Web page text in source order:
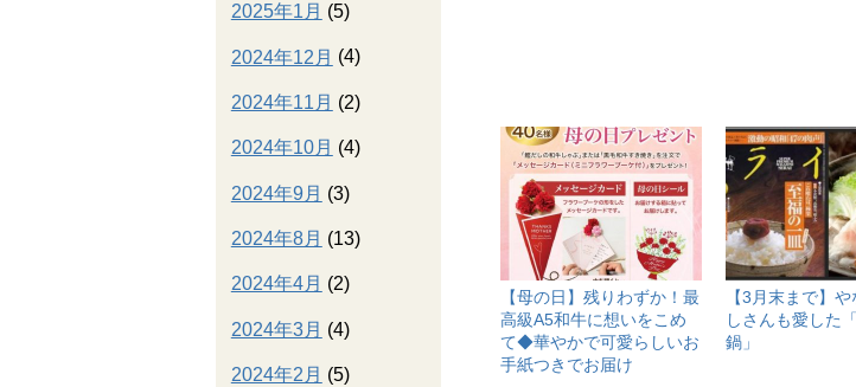
【母の日】残りわずか！最
高級A5和牛に想いをこめ
て◆華やかで可愛らしいお
手紙つきでお届け
【3月末まで】
しさんも愛した
鍋」
2025年1月 (5)
2024年12月 (4)
2024年11月 (2)
2024年10月 (4)
2024年9月 (3)
2024年8月 (13)
2024年4月 (2)
2024年3月 (4)
2024年2月 (5)